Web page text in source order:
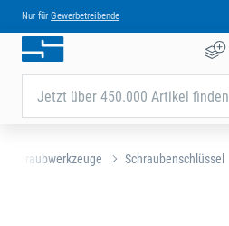
Nur für Gewerbetreibende
Jetzt über 450.000 Artikel finden
Schraubwerkzeuge Schraubenschlüssel